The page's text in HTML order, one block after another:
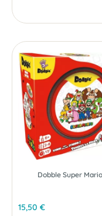
Dobble Super Mario
15,50 €